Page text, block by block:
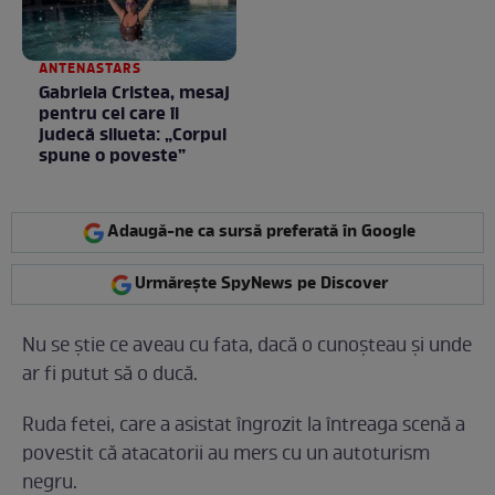
ANTENASTARS
Gabriela Cristea, mesaj
pentru cei care îi
judecă silueta: „Corpul
spune o poveste”
Adaugă-ne ca sursă preferată în Google
Urmărește SpyNews pe Discover
Nu se știe ce aveau cu fata, dacă o cunoșteau și unde
ar fi putut să o ducă.
Ruda fetei, care a asistat îngrozit la întreaga scenă a
povestit că atacatorii au mers cu un autoturism
negru.